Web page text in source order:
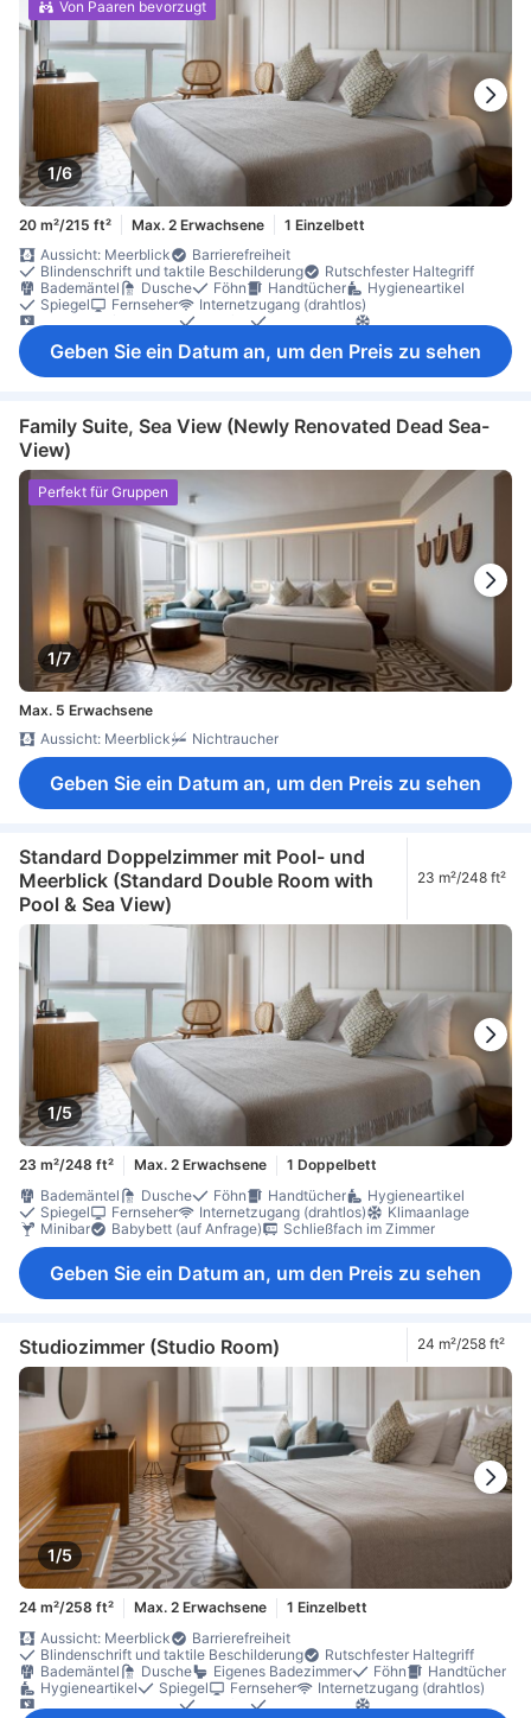
1/6
Von Paaren bevorzugt
20 m²/215 ft² Max. 2 Erwachsene
1 Einzelbett
Aussicht: Meerblick
Barrierefreiheit
Blindenschrift und taktile Beschilderung
Rutschfester Haltegriff
Bademäntel
Dusche Föhn Handtücher
Hygieneartikel
Spiegel
Fernseher
Internetzugang (drahtlos)
Satelliten-/Kabel-TV
Telefon Hausschuhe
Klimaanlage
Tee- und Kaffeezubereiter
Schreibtisch
Bügelmöglichkeit
Geben Sie ein Datum an, um den Preis zu sehen
Family Suite, Sea View (Newly Renovated Dead Sea-
View)
1/7
Perfekt für Gruppen
Max. 5 Erwachsene
Aussicht: Meerblick
Nichtraucher
Geben Sie ein Datum an, um den Preis zu sehen
Standard Doppelzimmer mit Pool- und
Meerblick (Standard Double Room with
Pool & Sea View)
23 m²/248 ft²
1/5
23 m²/248 ft² Max. 2 Erwachsene
1 Doppelbett
Bademäntel
Dusche Föhn Handtücher
Hygieneartikel
Spiegel
Fernseher Internetzugang (drahtlos)
Klimaanlage
Minibar
Babybett (auf Anfrage) Schließfach im Zimmer
Geben Sie ein Datum an, um den Preis zu sehen
Studiozimmer (Studio Room) 24 m²/258 ft²
1/5
24 m²/258 ft² Max. 2 Erwachsene
1 Einzelbett
Aussicht: Meerblick
Barrierefreiheit
Blindenschrift und taktile Beschilderung
Rutschfester Haltegriff
Bademäntel
Dusche Eigenes Badezimmer Föhn
Handtücher
Hygieneartikel
Spiegel Fernseher
Internetzugang (drahtlos)